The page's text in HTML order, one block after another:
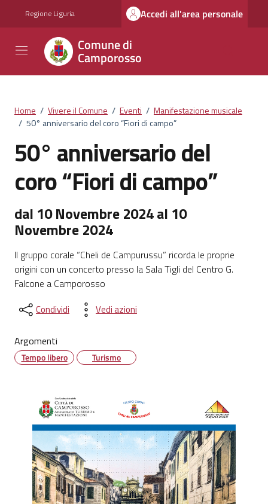
Regione Liguria Accedi all'area personale
Comune di
Camporosso
Home / Vivere il Comune / Eventi / Manifestazione musicale
/ 50° anniversario del coro “Fiori di campo”
50° anniversario del
coro “Fiori di campo”
dal 10 Novembre 2024 al 10
Novembre 2024
Il gruppo corale “Cheli de Campurussu” ricorda le proprie
origini con un concerto presso la Sala Tigli del Centro G.
Falcone a Camporosso
Condividi Vedi azioni
Argomenti
Tempo libero Turismo